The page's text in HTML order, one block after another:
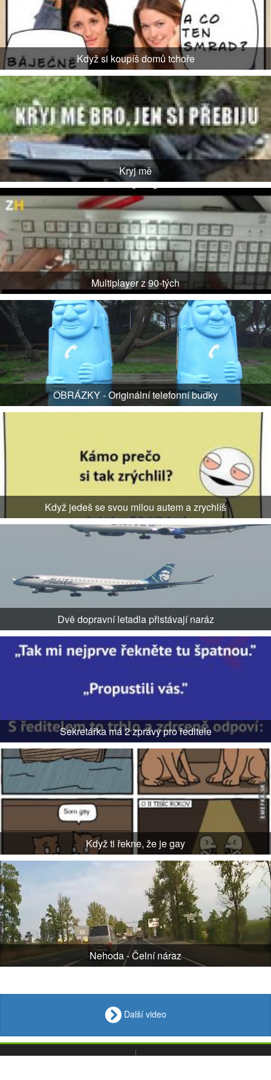
Když si koupíš domů tchoře
Kryj mě
Multiplayer z 90-tých
OBRÁZKY - Originální telefonní budky
Když jedeš se svou milou autem a zrychlíš
Dvě dopravní letadla přistávají naráz
Sekretářka má 2 zprávy pro ředitele
Když ti řekne, že je gay
Nehoda - Čelní náraz
Další video